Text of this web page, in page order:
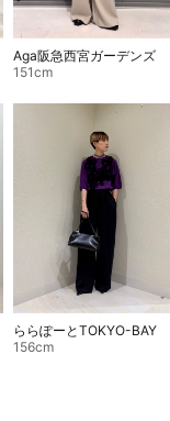
Aga阪急西宮ガーデンズ
151cm
ららぽーとTOKYO-BAY
156cm